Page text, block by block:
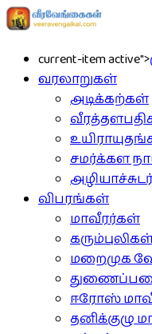
current-item active">
வரலாறுகள்
அடிக்கற்கள்
சமர்க்கள
விபரங்கள்
மாவீரர்கள்
மறைமுக
ஈரோஸ்
தனிக்குழு